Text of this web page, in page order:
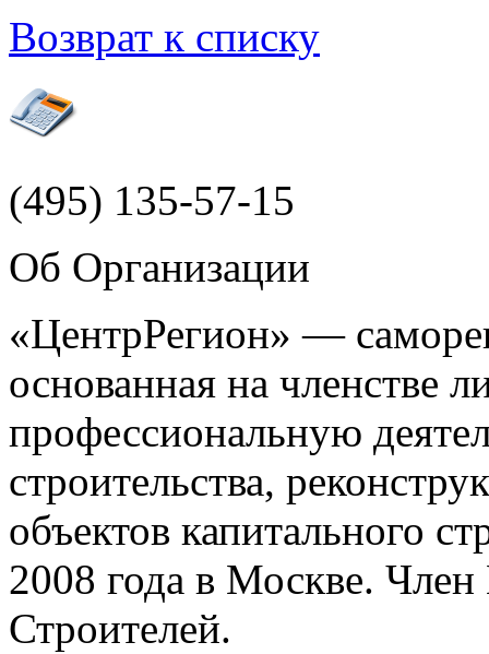
Возврат к списку
(495) 135-57-15
Об Организации
«ЦентрРегион» —
основанная на членстве
профессиональную
строительства,
объектов капитального
2008 года в Москве.
Строителей.